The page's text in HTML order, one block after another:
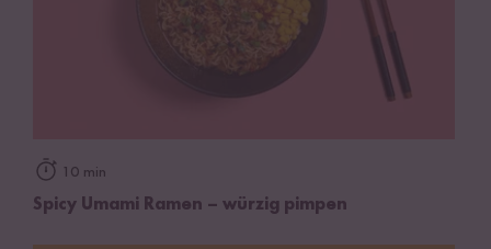
10 min
Spicy Umami Ramen – würzig pimpen